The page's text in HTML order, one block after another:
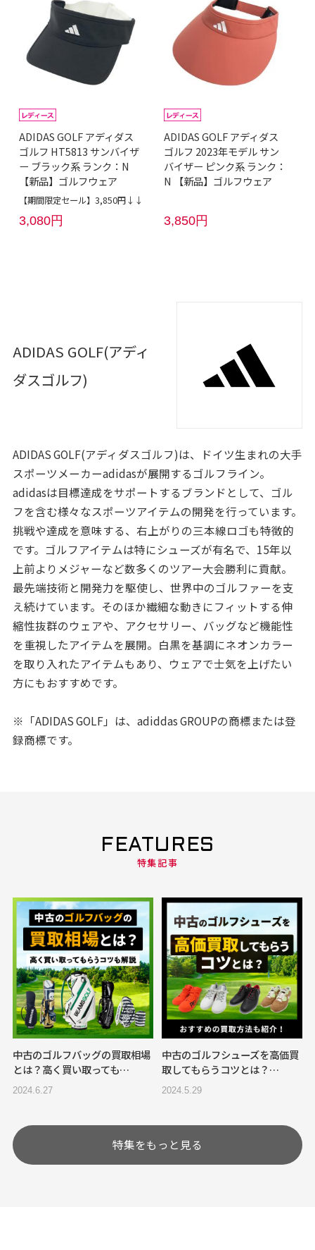
ADIDAS GOLF アディダス
ゴルフ HT5813 サンバイザ
ー ブラック系 ランク：N
【新品】ゴルフウェア
【期間限定セール】3,850円↓↓
3,080円
ADIDAS GOLF アディダス
ゴルフ 2023年モデル サン
バイザー ピンク系 ランク：
N 【新品】ゴルフウェア
3,850円
ADIDAS GOLF(アディ
ダスゴルフ)
ADIDAS GOLF(アディダスゴルフ)は、ドイツ生まれの大手
スポーツメーカーadidasが展開するゴルフライン。
adidasは目標達成をサポートするブランドとして、ゴル
フを含む様々なスポーツアイテムの開発を行っています。
挑戦や達成を意味する、右上がりの三本線ロゴも特徴的
です。ゴルフアイテムは特にシューズが有名で、15年以
上前よりメジャーなど数多くのツアー大会勝利に貢献。
最先端技術と開発力を駆使し、世界中のゴルファーを支
え続けています。そのほか繊細な動きにフィットする伸
縮性抜群のウェアや、アクセサリー、バッグなど機能性
を重視したアイテムを展開。白黒を基調にネオンカラー
を取り入れたアイテムもあり、ウェアで士気を上げたい
方にもおすすめです。
※「ADIDAS GOLF」は、adiddas GROUPの商標または登
録商標です。
FEATURES
特集記事
中古のゴルフバッグの買取相場
とは？高く買い取っても…
2024.6.27
中古のゴルフシューズを高価買
取してもらうコツとは？…
2024.5.29
特集をもっと見る